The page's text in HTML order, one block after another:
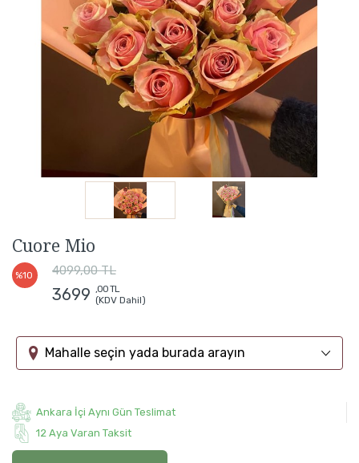
Cuore Mio
%10 4099,00 TL
3699 ,00 TL
(KDV Dahil)
Mahalle seçin yada burada arayın
Ankara İçi Aynı Gün Teslimat
12 Aya Varan Taksit